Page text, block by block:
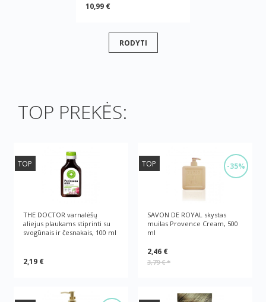
10,99 €
RODYTI
TOP PREKĖS:
TOP
THE DOCTOR varnalėšų
aliejus plaukams stiprinti su
svogūnais ir česnakais, 100 ml
2,19 €
-35%
TOP
SAVON DE ROYAL skystas
muilas Provence Cream, 500
ml
2,46 €
3,79 €*